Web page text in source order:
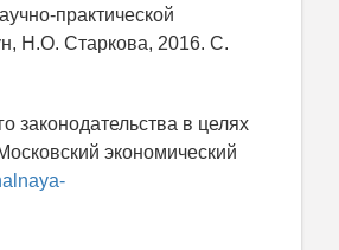
практической
Н.О. Старкова, 2016. С.
законодательства в целях
экономический